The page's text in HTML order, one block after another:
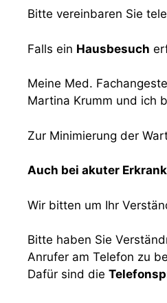
Bitte vereinbaren Sie
Falls ein Hausbesuch
Meine Med.
Martina Krumm und ich
Zur Minimierung der
Auch bei akuter
Wir bitten um Ihr
Bitte haben Sie
Anrufer am Telefon zu
Dafür sind die